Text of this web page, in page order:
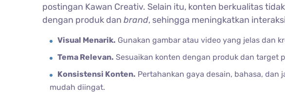
postingan Kawan Creativ. Selain itu, konten berkualitas
dengan produk dan brand, sehingga meningkatkan
Visual Menarik. Gunakan gambar atau video yang jelas dan
Tema Relevan. Sesuaikan konten dengan produk dan target
Konsistensi Konten. Pertahankan gaya desain, bahasa,
mudah diingat.